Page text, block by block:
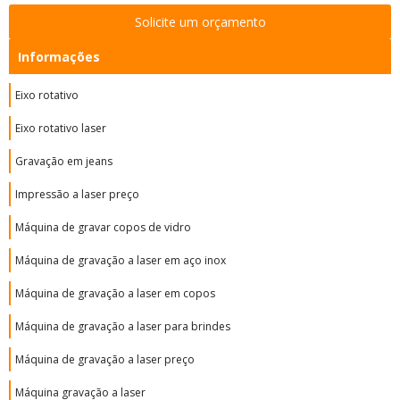
Solicite um orçamento
Informações
Eixo rotativo
Eixo rotativo laser
Gravação em jeans
Impressão a laser preço
Máquina de gravar copos de vidro
Máquina de gravação a laser em aço inox
Máquina de gravação a laser em copos
Máquina de gravação a laser para brindes
Máquina de gravação a laser preço
Máquina gravação a laser